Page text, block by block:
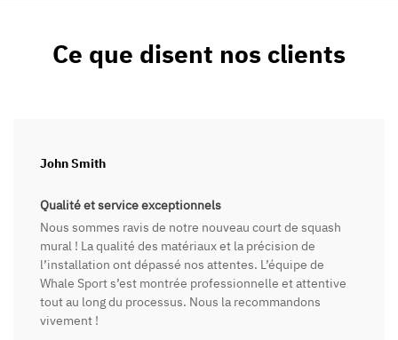
Ce que disent nos clients
John Smith
Qualité et service exceptionnels
Nous sommes ravis de notre nouveau court de squash
mural ! La qualité des matériaux et la précision de
l’installation ont dépassé nos attentes. L’équipe de
Whale Sport s’est montrée professionnelle et attentive
tout au long du processus. Nous la recommandons
vivement !